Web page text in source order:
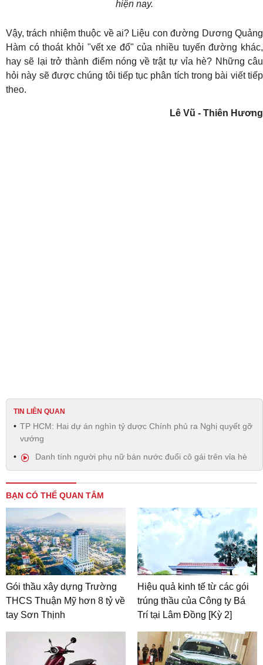
hiện nay.
Vậy, trách nhiệm thuộc về ai? Liệu con đường Dương Quảng
Hàm có thoát khỏi "vết xe đổ" của nhiều tuyến đường khác,
hay sẽ lại trở thành điểm nóng về trật tự vỉa hè? Những câu
hỏi này sẽ được chúng tôi tiếp tục phân tích trong bài viết tiếp
theo.
Lê Vũ - Thiên Hương
TIN LIÊN QUAN
TP HCM: Hai dự án nghìn tỷ dược Chính phủ ra Nghị quyết gỡ
vướng
Danh tính người phụ nữ bán nước đuổi cô gái trên vỉa hè
BẠN CÓ THỂ QUAN TÂM
Gói thầu xây dựng Trường
THCS Thuận Mỹ hơn 8 tỷ về
tay Sơn Thịnh
Hiệu quả kinh tế từ các gói
trúng thầu của Công ty Bá
Trí tại Lâm Đồng [Kỳ 2]